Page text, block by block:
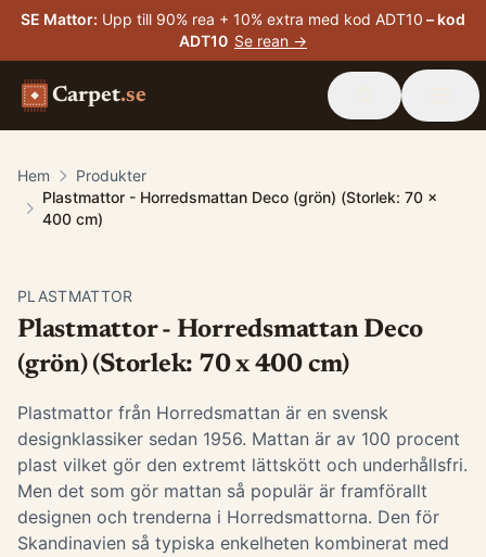
SE Mattor: Upp till 90% rea + 10% extra med kod ADT10 – kod
ADT10 Se rean →
Carpet.se
Hem
Produkter
Plastmattor - Horredsmattan Deco (grön) (Storlek: 70 x
400 cm)
PLASTMATTOR
Plastmattor - Horredsmattan Deco
(grön) (Storlek: 70 x 400 cm)
Plastmattor från Horredsmattan är en svensk
designklassiker sedan 1956. Mattan är av 100 procent
plast vilket gör den extremt lättskött och underhållsfri.
Men det som gör mattan så populär är framförallt
designen och trenderna i Horredsmattorna. Den för
Skandinavien så typiska enkelheten kombinerat med